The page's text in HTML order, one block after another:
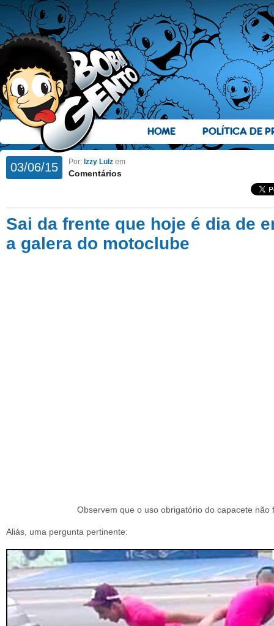
HOME POLÍTICA DE
03/06/15 Por: Izzy Lulz em
Comentários
Sai da frente que hoje é dia de
a galera do motoclube
Observem que o uso obrigatório do capacete não
Aliás, uma pergunta pertinente: